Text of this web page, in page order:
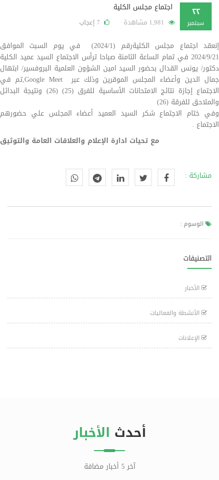
٢٢
سبتمبر
اجتماع مجلس الكلية
7 إعجاب
إنعقد اجتماع مجلس الكليةرقم (2024/1) في يوم السبت الموافق
2024/9/21 في تمام الساعة الثامنة صباحا ترأس الاجتماع السيد عميد الكلية
دكتور/ يونس القدال بحضور السيد امين الشؤون العلمية البروفسير/ ابتهال
جمال الدين وأعضاء المجلس الموقرين وذلك عبر Google Meet,تم في
الاجتماع إجازة نتائج الامتحانات الأساسية للفرق (25) (26) ونتيجة البدائل
والملاحق للفرقة (26)
وفي ختام الاجتماع شكر السيد العميد أعضاء المجلس علي حضورهم
الاجتماع .
مع تحيات ادارة الإعلام والعلاقات العامة والتوثيق
مشاركة :
الوسوم :
التصنيفات
الأخبار
الأنشطة والفعاليات
الإعلانات
أحدث الأخبار
آخر 5 أخبار مضافة